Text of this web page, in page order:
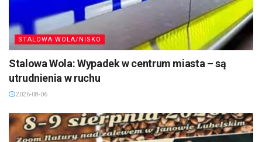
STALOWA WOLA/NISKO
Stalowa Wola: Wypadek w centrum miasta – są
utrudnienia w ruchu
2026-08-06